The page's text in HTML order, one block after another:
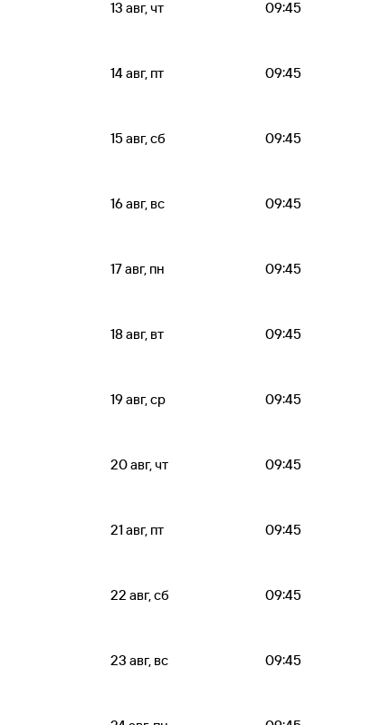
13 авг, чт 09:45
14 авг, пт 09:45
15 авг, сб 09:45
16 авг, вс 09:45
17 авг, пн 09:45
18 авг, вт 09:45
19 авг, ср 09:45
20 авг, чт 09:45
21 авг, пт 09:45
22 авг, сб 09:45
23 авг, вс 09:45